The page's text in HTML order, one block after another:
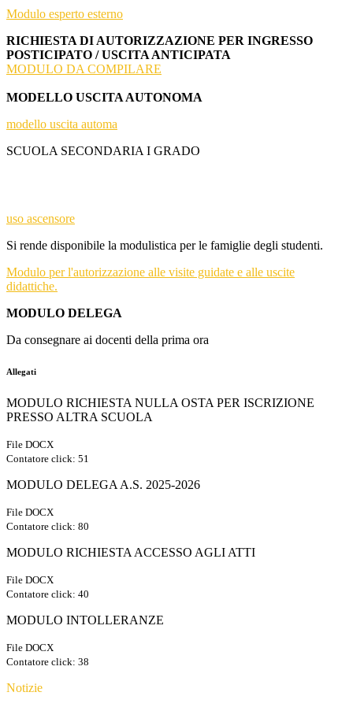
Modulo esperto esterno
RICHIESTA DI AUTORIZZAZIONE PER INGRESSO
POSTICIPATO / USCITA ANTICIPATA
MODULO DA COMPILARE
MODELLO USCITA AUTONOMA
modello uscita automa
SCUOLA SECONDARIA I GRADO
uso ascensore
Si rende disponibile la modulistica per le famiglie degli studenti.
Modulo per l'autorizzazione alle visite guidate e alle uscite
didattiche.
MODULO DELEGA
Da consegnare ai docenti della prima ora
Allegati
MODULO RICHIESTA NULLA OSTA PER ISCRIZIONE
PRESSO ALTRA SCUOLA
File DOCX
Contatore click: 51
MODULO DELEGA A.S. 2025-2026
File DOCX
Contatore click: 80
MODULO RICHIESTA ACCESSO AGLI ATTI
File DOCX
Contatore click: 40
MODULO INTOLLERANZE
File DOCX
Contatore click: 38
Notizie